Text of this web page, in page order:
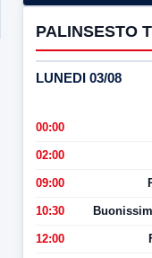
PALINSESTO
LUNEDI 03/08
00:00
02:00
09:00
10:30
12:00